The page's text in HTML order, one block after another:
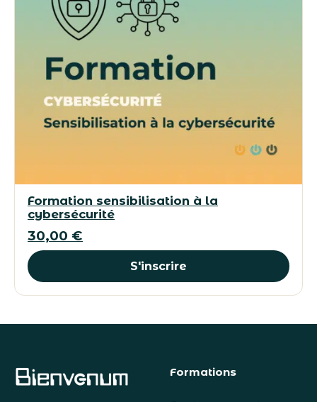
Formation sensibilisation à la
cybersécurité
30,00 €
S'inscrire
Formations